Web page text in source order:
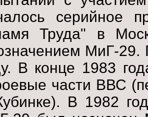
серийное
Труда" в
МиГ-29.
В конце 1983
части ВВС
В 1982